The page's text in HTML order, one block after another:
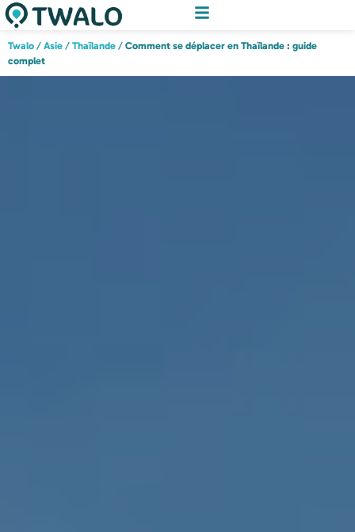
Twalo / Asie / Thaïlande / Comment se déplacer en Thaïlande : guide
complet